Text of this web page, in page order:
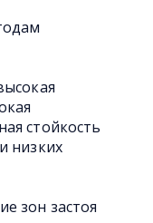
стойкость
низких
зон застоя